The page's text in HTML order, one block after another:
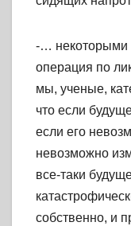
-… некоторыми
операция по
мы, ученые,
что если
если его
невозможно
все-таки
собственно, и